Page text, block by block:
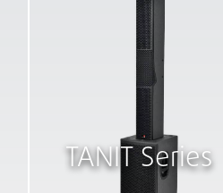
TANIT Series